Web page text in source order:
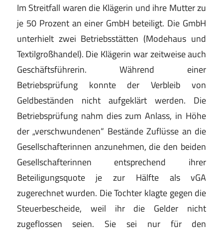
Im Streitfall waren die Klägerin und ihre Mutter zu
je 50 Prozent an einer GmbH beteiligt. Die GmbH
unterhielt zwei Betriebsstätten (Modehaus und
Textilgroßhandel). Die Klägerin war zeitweise auch
Geschäftsführerin. Während einer
Betriebsprüfung konnte der Verbleib von
Geldbeständen nicht aufgeklärt werden. Die
Betriebsprüfung nahm dies zum Anlass, in Höhe
der „verschwundenen“ Bestände Zuflüsse an die
Gesellschafterinnen anzunehmen, die den beiden
Gesellschafterinnen entsprechend ihrer
Beteiligungsquote je zur Hälfte als vGA
zugerechnet wurden. Die Tochter klagte gegen die
Steuerbescheide, weil ihr die Gelder nicht
zugeflossen seien. Sie sei nur für den